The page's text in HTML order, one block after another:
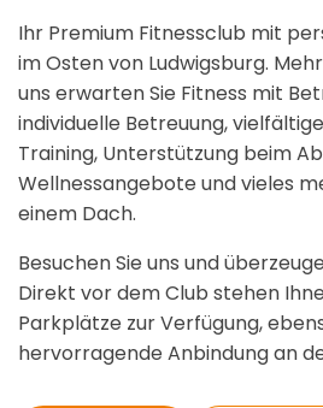
Ihr Premium Fitnessclub mit
im Osten von Ludwigsburg.
uns erwarten Sie Fitness mit
individuelle Betreuung,
Training, Unterstützung beim
Wellnessangebote und vieles
einem Dach.
Besuchen Sie uns und
Direkt vor dem Club stehen
Parkplätze zur Verfügung,
hervorragende Anbindung an